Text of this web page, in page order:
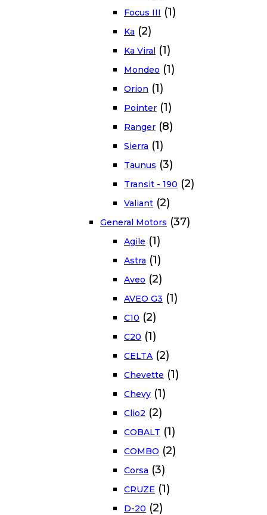
Focus III (1)
Ka (2)
Ka Viral (1)
Mondeo (1)
Orion (1)
Pointer (1)
Ranger (8)
Sierra (1)
Taunus (3)
Transit - 190 (2)
Valiant (2)
General Motors (37)
Agile (1)
Astra (1)
Aveo (2)
AVEO G3 (1)
C10 (2)
C20 (1)
CELTA (2)
Chevette (1)
Chevy (1)
Clio2 (2)
COBALT (1)
COMBO (2)
Corsa (3)
CRUZE (1)
D-20 (2)